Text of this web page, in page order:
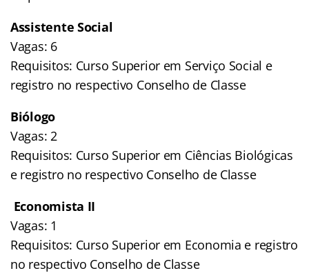
Assistente Social
Vagas: 6
Requisitos: Curso Superior em Serviço Social e
registro no respectivo Conselho de Classe
Biólogo
Vagas: 2
Requisitos: Curso Superior em Ciências Biológicas
e registro no respectivo Conselho de Classe
Economista II
Vagas: 1
Requisitos: Curso Superior em Economia e registro
no respectivo Conselho de Classe